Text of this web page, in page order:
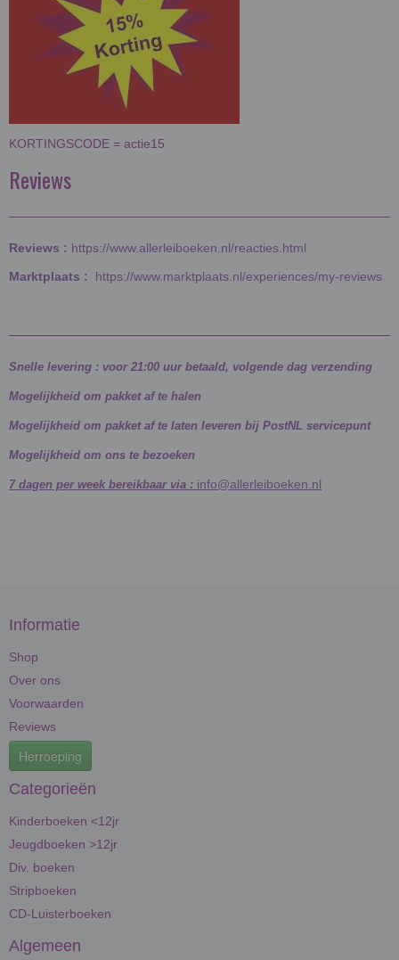
KORTINGSCODE = actie15
Reviews
Reviews : https://www.allerleiboeken.nl/reacties.html
Marktplaats : https://www.marktplaats.nl/experiences/my-reviews
Snelle levering : voor 21:00 uur betaald, volgende dag verzending
Mogelijkheid om pakket af te halen
Mogelijkheid om pakket af te laten leveren bij PostNL servicepunt
Mogelijkheid om ons te bezoeken
7 dagen per week bereikbaar via : info@allerleiboeken.nl
Informatie
Shop
Over ons
Voorwaarden
Reviews
Herroeping
Categorieën
Kinderboeken <12jr
Jeugdboeken >12jr
Div. boeken
Stripboeken
CD-Luisterboeken
Algemeen